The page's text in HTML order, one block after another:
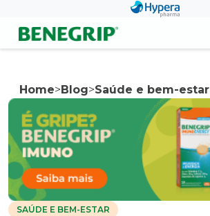
Pular para conteúdo principal
Home>Blog>Saúde e bem-estar
SAÚDE E BEM-ESTAR